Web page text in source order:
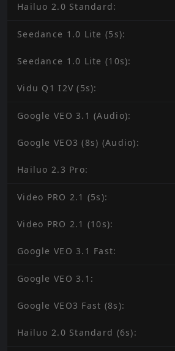
Hailuo 2.0 Standard:
Seedance 1.0 Lite (5s):
Seedance 1.0 Lite (10s):
Vidu Q1 I2V (5s):
Google VEO 3.1 (Audio):
Google VEO3 (8s) (Audio):
Hailuo 2.3 Pro:
Video PRO 2.1 (5s):
Video PRO 2.1 (10s):
Google VEO 3.1 Fast:
Google VEO 3.1 :
Google VEO3 Fast (8s):
Hailuo 2.0 Standard (6s):